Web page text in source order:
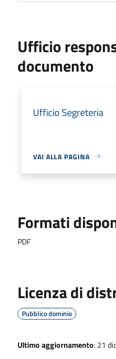
Ufficio
documento
Ufficio Segreteria
VAI ALLA PAGINA
Formati
PDF
Licenza di
Pubblico dominio
Ultimo aggiornamento: 21